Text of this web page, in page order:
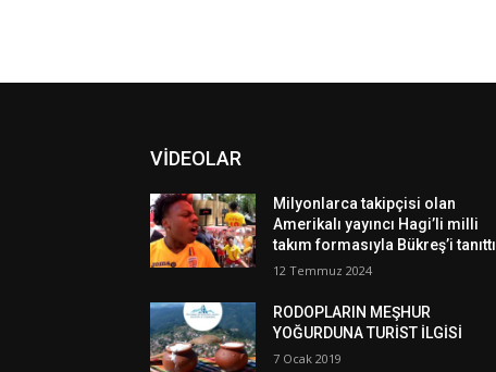
VİDEOLAR
Milyonlarca takipçisi olan
Amerikalı yayıncı Hagi’li milli
takım formasıyla Bükreş’i tanıttı
12 Temmuz 2024
RODOPLARIN MEŞHUR
YOĞURDUNA TURİST İLGİSİ
7 Ocak 2019